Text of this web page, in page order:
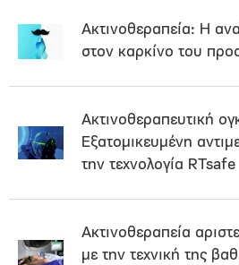
Ακτινοθεραπεία: Η
στον καρκίνο του
Ακτινοθεραπευτική
Εξατομικευμένη
την τεχνολογία RTsafe
Ακτινοθεραπεία
με την τεχνική της